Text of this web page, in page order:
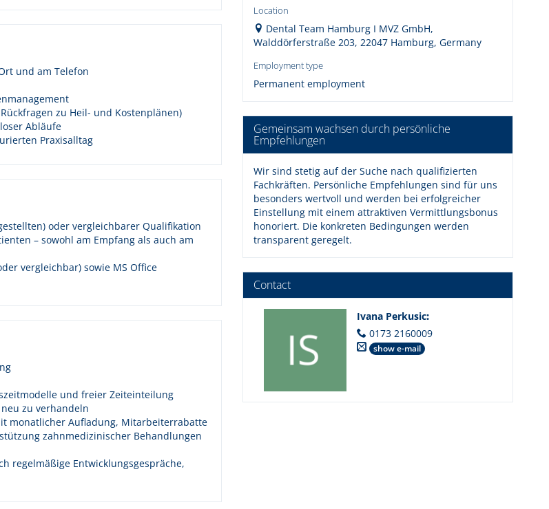
und am Telefon
zu Heil- und Kostenplänen)
Abläufe
Praxisalltag
oder vergleichbarer Qualifikation
– sowohl am Empfang als auch am
vergleichbar) sowie MS Office
und freier Zeiteinteilung
zu verhandeln
monatlicher Aufladung, Mitarbeiterrabatte
zahnmedizinischer Behandlungen
regelmäßige Entwicklungsgespräche,
Location
Dental Team Hamburg I MVZ GmbH,
Walddörferstraße 203, 22047 Hamburg, Germany
Employment type
Permanent employment
Gemeinsam wachsen durch persönliche
Empfehlungen
Wir sind stetig auf der Suche nach qualifizierten
Fachkräften. Persönliche Empfehlungen sind für uns
besonders wertvoll und werden bei erfolgreicher
Einstellung mit einem attraktiven Vermittlungsbonus
honoriert. Die konkreten Bedingungen werden
transparent geregelt.
Contact
Ivana Perkusic:
0173 2160009
show e-mail